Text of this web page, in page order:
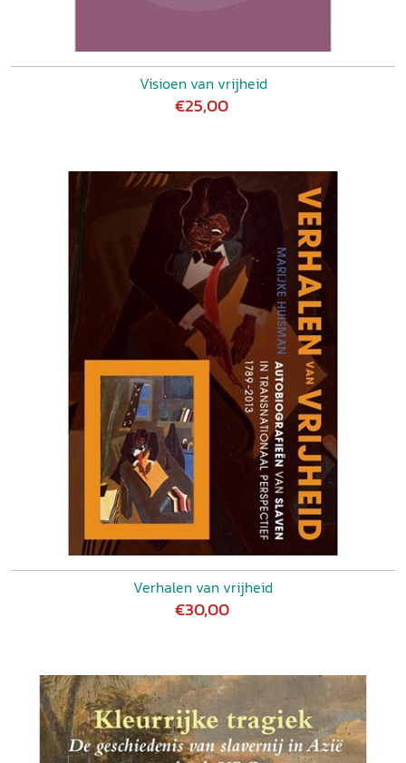
Visioen van vrijheid
€25,00
Verhalen van vrijheid
€30,00